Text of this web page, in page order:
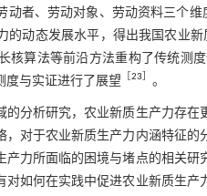
者、劳动对象、劳动资料三个
的动态发展水平，得出我国农业
核算法等前沿方法重构了传统测
度与实证进行了展望 ［23］ 。
分析研究，农业新质生产力存
对于农业新质生产力内涵特征
产力所面临的困境与堵点的相关
对如何在实践中促进农业新质生